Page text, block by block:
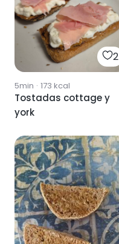
2
5min · 173 kcal
Tostadas cottage y
york